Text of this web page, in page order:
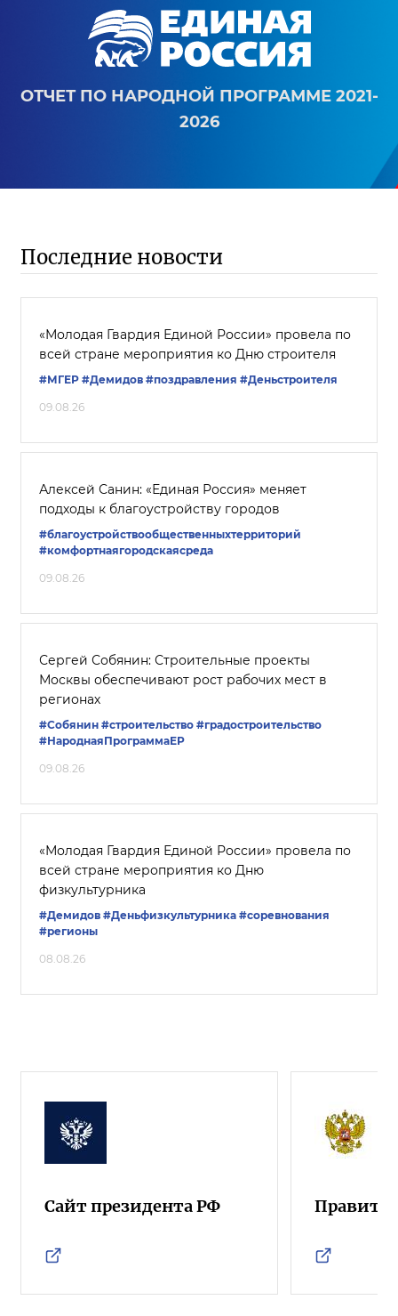
ОТЧЕТ ПО НАРОДНОЙ ПРОГРАММЕ 2021-
2026
Последние новости
«Молодая Гвардия Единой России» провела по
всей стране мероприятия ко Дню строителя
#‎МГЕР‬ #Демидов #поздравления #Деньстроителя
09.08.26
Алексей Санин: «Единая Россия» меняет
подходы к благоустройству городов
#благоустройствообщественныхтерриторий
#комфортнаягородскаясреда
09.08.26
Сергей Собянин: Строительные проекты
Москвы обеспечивают рост рабочих мест в
регионах
#Собянин #строительство #градостроительство
#НароднаяПрограммаЕР
09.08.26
«Молодая Гвардия Единой России» провела по
всей стране мероприятия ко Дню
физкультурника
#Демидов #Деньфизкультурника #соревнования
#регионы
08.08.26
Сайт президента РФ